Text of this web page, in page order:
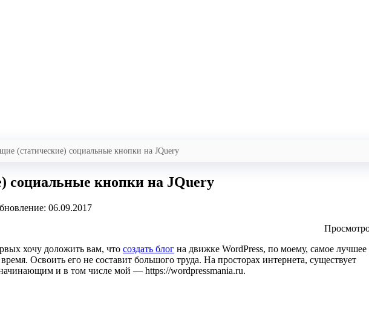
(статические) социальные кнопки на JQuery
социальные кнопки на JQuery
06.09.2017
хочу доложить вам, что создать блог на движке WordPress, по моему, самое лучшее
Освоить его не составит большого труда. На просторах интернета, существует
и в том числе мой — https://wordpressmania.ru.